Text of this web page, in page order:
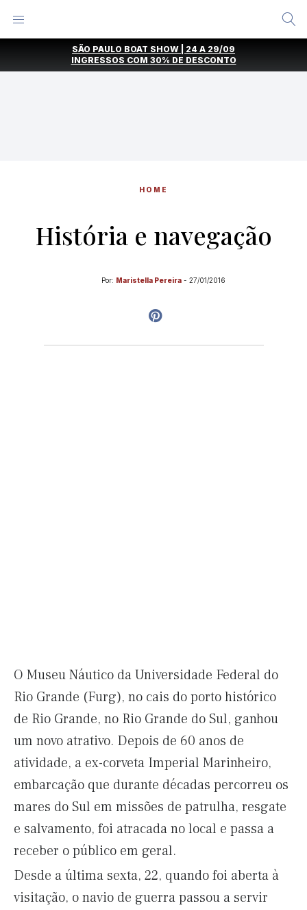
SÃO PAULO BOAT SHOW | 24 A 29/09
INGRESSOS COM 30% DE DESCONTO
HOME
História e navegação
Por: Maristella Pereira - 27/01/2016
O Museu Náutico da Universidade Federal do
Rio Grande (Furg), no cais do porto histórico
de Rio Grande, no Rio Grande do Sul, ganhou
um novo atrativo. Depois de 60 anos de
atividade, a ex-corveta Imperial Marinheiro,
embarcação que durante décadas percorreu os
mares do Sul em missões de patrulha, resgate
e salvamento, foi atracada no local e passa a
receber o público em geral.
Desde a última sexta, 22, quando foi aberta à
visitação, o navio de guerra passou a servir